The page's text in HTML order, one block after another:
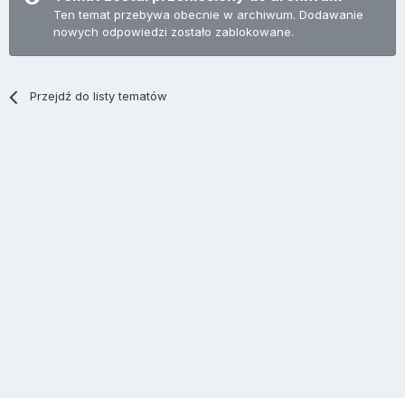
Ten temat przebywa obecnie w archiwum. Dodawanie
nowych odpowiedzi zostało zablokowane.
Przejdź do listy tematów